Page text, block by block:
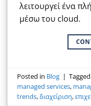
λειτουργεί ένα
μέσω του cloud.
Posted in Blog | Tagged
managed services,
trends,διαχείριση,